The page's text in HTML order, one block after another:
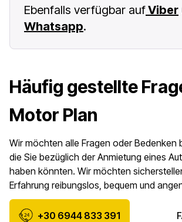
Ebenfalls verfügbar aufViber
Whatsapp.
Häufig gestellte
Motor Plan
Wir möchten alle Fragen oder Bedenken
die Sie bezüglich der Anmietung eines
haben könnten. Wir möchten
Erfahrung reibungslos, bequem und
+30 6944 833 391